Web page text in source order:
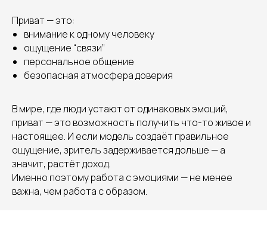
Приват — это:
внимание к одному человеку
ощущение “связи”
персональное общение
безопасная атмосфера доверия
В мире, где люди устают от одинаковых эмоций,
приват — это возможность получить что-то живое и
настоящее. И если модель создаёт правильное
ощущение, зритель задерживается дольше — а
значит, растёт доход.
Именно поэтому работа с эмоциями — не менее
важна, чем работа с образом.